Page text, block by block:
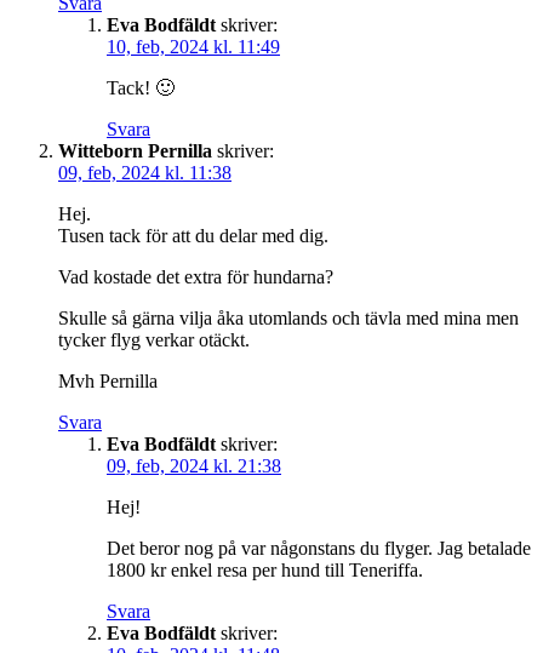
Eva Bodfäldt skriver:
10, feb, 2024 kl. 11:49
Tack! 🙂
Svara
Witteborn Pernilla skriver:
09, feb, 2024 kl. 11:38
Hej.
Tusen tack för att du delar med dig.
Vad kostade det extra för hundarna?
Skulle så gärna vilja åka utomlands och tävla med mina men
tycker flyg verkar otäckt.
Mvh Pernilla
Svara
Eva Bodfäldt skriver:
09, feb, 2024 kl. 21:38
Hej!
Det beror nog på var någonstans du flyger. Jag betalade
1800 kr enkel resa per hund till Teneriffa.
Svara
Eva Bodfäldt skriver: